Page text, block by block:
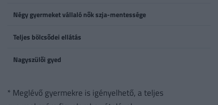
Négy gyermeket vállaló nők szja-mentessége
Teljes bölcsődei ellátás
Nagyszülői gyed
* Meglévő gyermekre is igényelhető, a teljes